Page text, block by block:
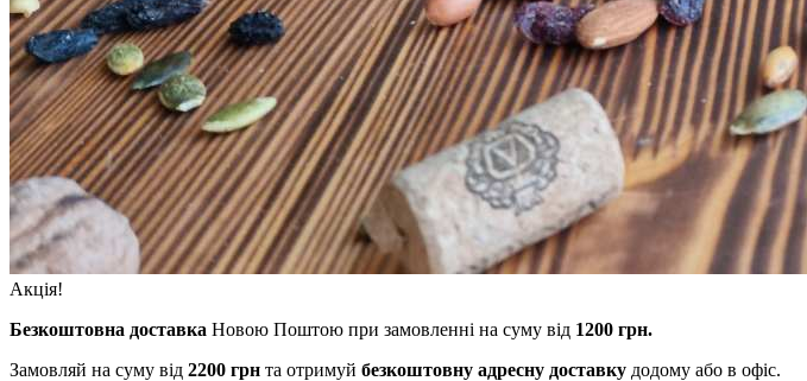
Акція!
Безкоштовна доставка Новою Поштою при замовленні на суму від 1200 грн.
Замовляй на суму від 2200 грн та отримуй безкоштовну адресну доставку додому або в офіс.